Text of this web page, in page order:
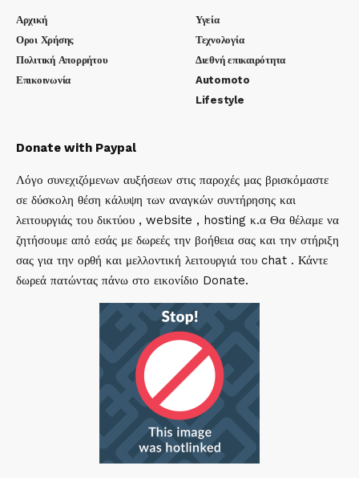
Αρχική
Οροι Χρήσης
Πολιτική Απορρήτου
Επικοινωνία
Υγεία
Τεχνολογία
Διεθνή επικαιρότητα
Automoto
Lifestyle
Donate with Paypal
Λόγο συνεχιζόμενων αυξήσεων στις παροχές μας βρισκόμαστε
σε δύσκολη θέση κάλυψη των αναγκών συντήρησης και
λειτουργιάς του δικτύου , website , hosting κ.α Θα θέλαμε να
ζητήσουμε από εσάς με δωρεές την βοήθεια σας και την στήριξη
σας για την ορθή και μελλοντική λειτουργιά του chat . Κάντε
δωρεά πατώντας πάνω στο εικονίδιο Donate.